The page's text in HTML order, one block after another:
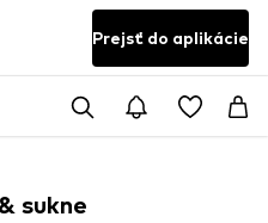
Prejsť do aplikácie
sukne